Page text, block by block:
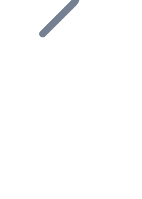
tuo ecosistema.
rivenditori e
progetto al nostro servizio di